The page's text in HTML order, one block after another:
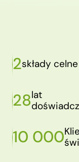
2składy celne
28lat
10 000